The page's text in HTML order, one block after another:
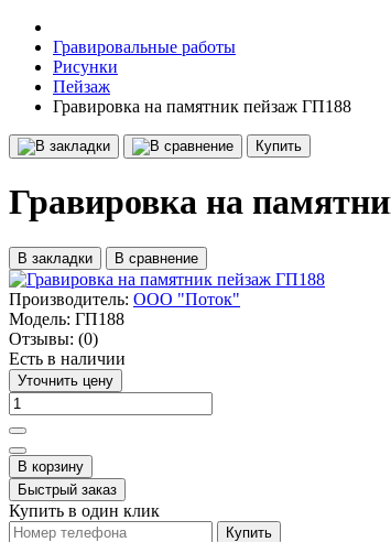
Гравировальные работы
Рисунки
Пейзаж
Гравировка на памятник пейзаж ГП188
Купить
Гравировка на
В закладки В сравнение
Производитель: ООО "Поток"
Модель: ГП188
Отзывы: (0)
Есть в наличии
Уточнить цену
В корзину
Быстрый заказ
Купить в один клик
Купить